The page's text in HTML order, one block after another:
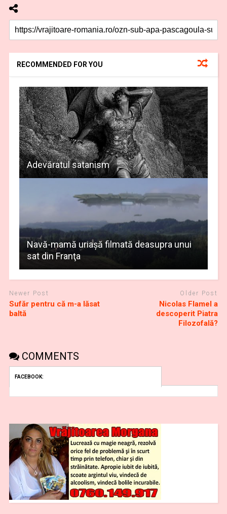
RECOMMENDED FOR YOU
Adevăratul satanism
Navă-mamă uriaşă filmată deasupra unui
sat din Franţa
Newer Post
Sufăr pentru că m-a lăsat
baltă
Older Post
Nicolas Flamel a
descoperit Piatra
Filozofală?
COMMENTS
FACEBOOK: